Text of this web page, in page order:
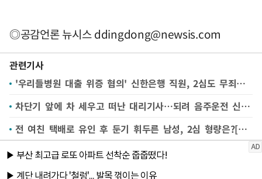
◎공감언론 뉴시스ddingdong@newsis.com
관련기사
'우리들병원 대출 위증 혐의' 신한은행 직원, 2심도 무죄…이유는?[죄와벌]
차단기 앞에 차 세우고 떠난 대리기사…되려 음주운전 신고[죄와벌]
전 여친 택배로 유인 후 둔기 휘두른 남성, 2심 형량은?[죄와벌]